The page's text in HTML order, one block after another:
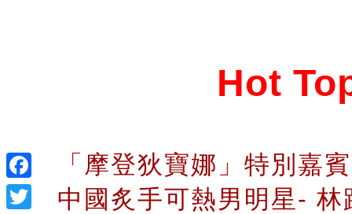
Facebook
Hot
「摩登狄寶娜」特別嘉
中國炙手可熱男明星-